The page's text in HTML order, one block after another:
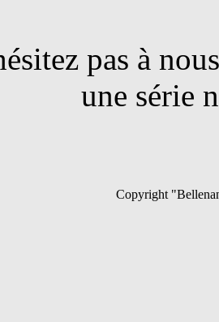
pas à
une série
Copyright